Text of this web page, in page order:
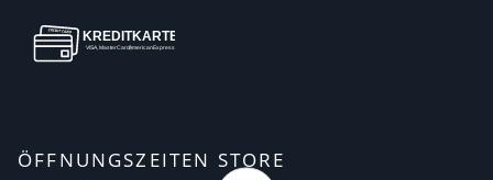
ÖFFNUNGSZEITEN STORE